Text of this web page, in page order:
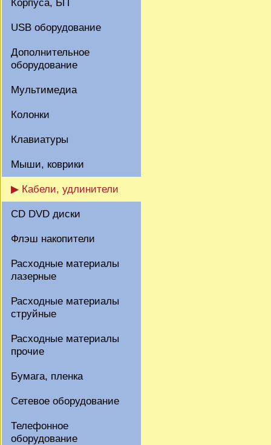
Корпуса, БП
USB оборудование
Дополнительное
оборудование
Мультимедиа
Колонки
Клавиатуры
Мыши, коврики
▶ Кабели, удлинители
CD DVD диски
Флэш накопители
Расходные материалы
лазерные
Расходные материалы
струйные
Расходные материалы
прочие
Бумага, пленка
Сетевое оборудование
Телефонное
оборудование